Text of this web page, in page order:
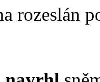
rozeslán